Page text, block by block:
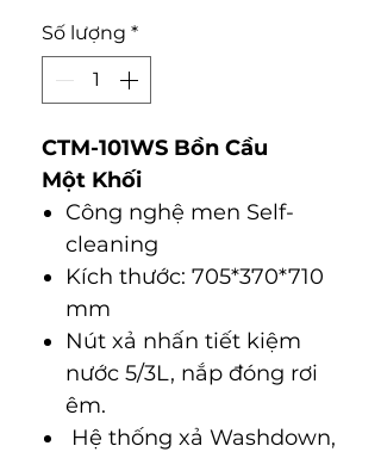
Số lượng *
CTM-101WS Bồn Cầu
Một Khối
Công nghệ men Self-
cleaning
Kích thước: 705*370*710
mm
Nút xả nhấn tiết kiệm
nước 5/3L, nắp đóng rơi
êm.
Hệ thống xả Washdown,